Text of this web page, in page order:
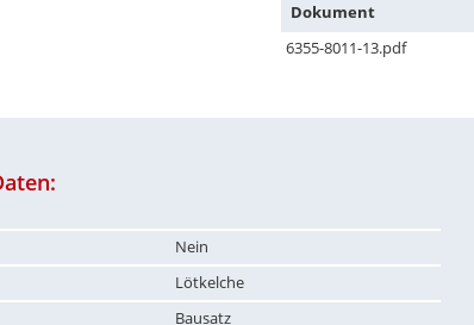
Dokument
6355-8011-13.pdf
Nein
Lötkelche
Bausatz